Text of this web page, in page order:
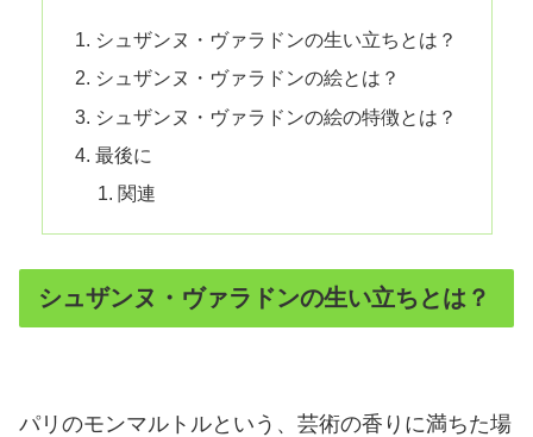
シュザンヌ・ヴァラドンの生い立ちとは？
シュザンヌ・ヴァラドンの絵とは？
シュザンヌ・ヴァラドンの絵の特徴とは？
最後に
関連
シュザンヌ・ヴァラドンの生い立ちとは？
パリのモンマルトルという、芸術の香りに満ちた場